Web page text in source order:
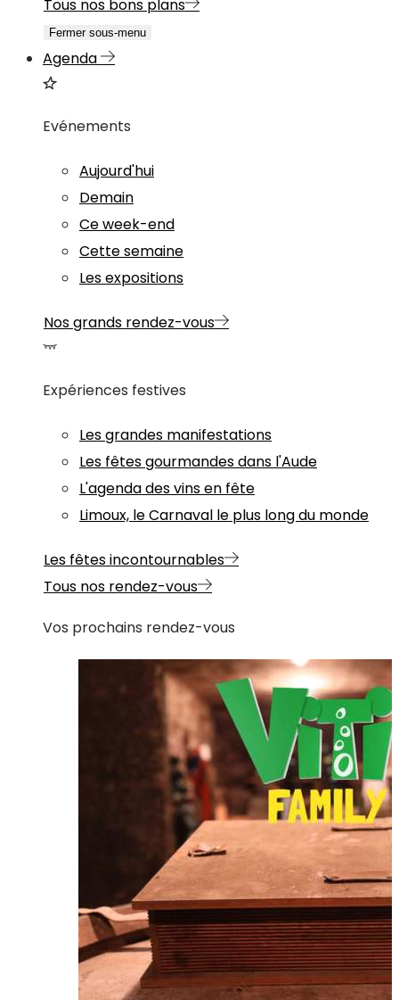
Tous nos bons plans
Fermer sous-menu
Agenda
Evénements
Aujourd'hui
Demain
Ce week-end
Cette semaine
Les expositions
Nos grands rendez-vous
Expériences festives
Les grandes manifestations
Les fêtes gourmandes dans l'Aude
L'agenda des vins en fête
Limoux, le Carnaval le plus long du monde
Les fêtes incontournables
Tous nos rendez-vous
Vos prochains rendez-vous